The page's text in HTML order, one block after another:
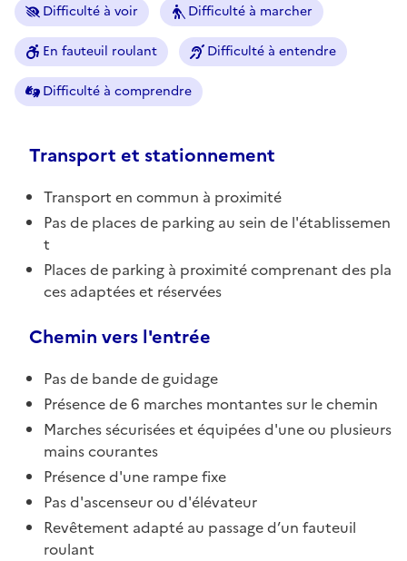
Difficulté à voir Difficulté à marcher
En fauteuil roulant Difficulté à entendre
Difficulté à comprendre
Transport et stationnement
Transport en commun à proximité
Pas de places de parking au sein de l'établissemen
t
Places de parking à proximité comprenant des pla
ces adaptées et réservées
Chemin vers l'entrée
Pas de bande de guidage
Présence de 6 marches montantes sur le chemin
Marches sécurisées et équipées d'une ou plusieurs
mains courantes
Présence d'une rampe fixe
Pas d'ascenseur ou d'élévateur
Revêtement adapté au passage d’un fauteuil
roulant